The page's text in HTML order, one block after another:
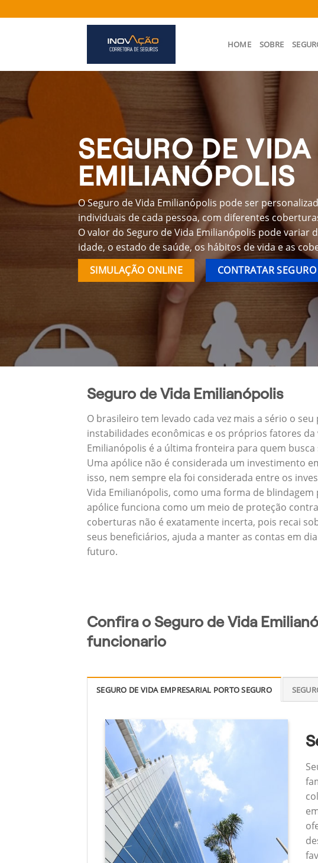
to
HOME SOBRE
SEGURO DE VIDA
EMILIANÓPOLIS
O Seguro de Vida Emilianópolis pode ser
individuais de cada pessoa, com diferentes
O valor do Seguro de Vida Emilianópolis pode variar
idade, o estado de saúde, os hábitos de vida e as
SIMULAÇÃO ONLINE
CONTRATAR
Seguro de Vida Emilianópolis
O brasileiro tem levado cada vez mais a sério o
instabilidades econômicas e os próprios fatores
Emilianópolis é a última fronteira para quem
Uma apólice não é considerada um investimento
isso, nem sempre ela foi considerada entre os
Vida Emilianópolis, como uma forma de
apólice funciona como um meio de proteção
coberturas não é exatamente incerta, pois recai
seus beneficiários, ajuda a manter as contas em
futuro.
Confira o Seguro de Vida
funcionario
SEGURO DE VIDA EMPRESARIAL PORTO SEGURO